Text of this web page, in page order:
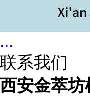
...
联系我们
西安金萃